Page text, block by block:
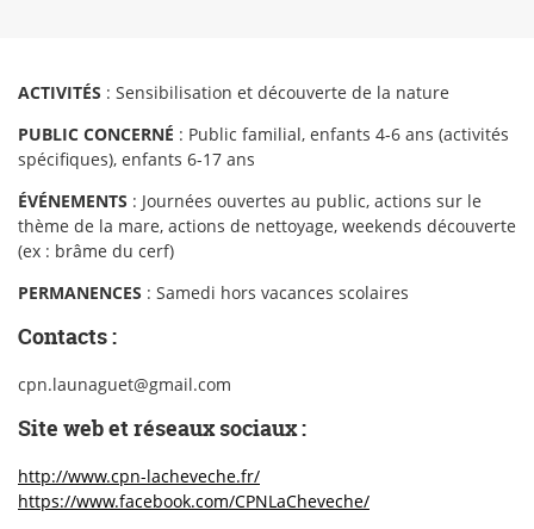
ACTIVITÉS : Sensibilisation et découverte de la nature
PUBLIC CONCERNÉ : Public familial, enfants 4-6 ans (activités
spécifiques), enfants 6-17 ans
ÉVÉNEMENTS : Journées ouvertes au public, actions sur le
thème de la mare, actions de nettoyage, weekends découverte
(ex : brâme du cerf)
PERMANENCES : Samedi hors vacances scolaires
Contacts :
cpn.launaguet@gmail.com
Site web et réseaux sociaux :
http://www.cpn-lacheveche.fr/
https://www.facebook.com/CPNLaCheveche/